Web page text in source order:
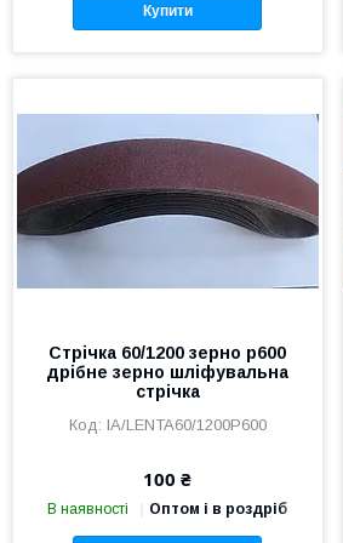
Купити
Стрічка 60/1200 зерно р600
дрібне зерно шліфувальна
стрічка
IA/LENTA60/1200P600
100 ₴
В наявності Оптом і в роздріб